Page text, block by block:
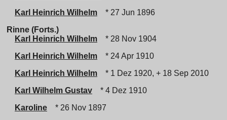
Karl Heinrich Wilhelm
* 27 Jun 1896
Rinne (Forts.)
Karl Heinrich Wilhelm
* 28 Nov 1904
Karl Heinrich Wilhelm
* 24 Apr 1910
Karl Heinrich Wilhelm
* 1 Dez 1920, + 18 Sep 2010
Karl Wilhelm Gustav
* 4 Dez 1910
Karoline
* 26 Nov 1897